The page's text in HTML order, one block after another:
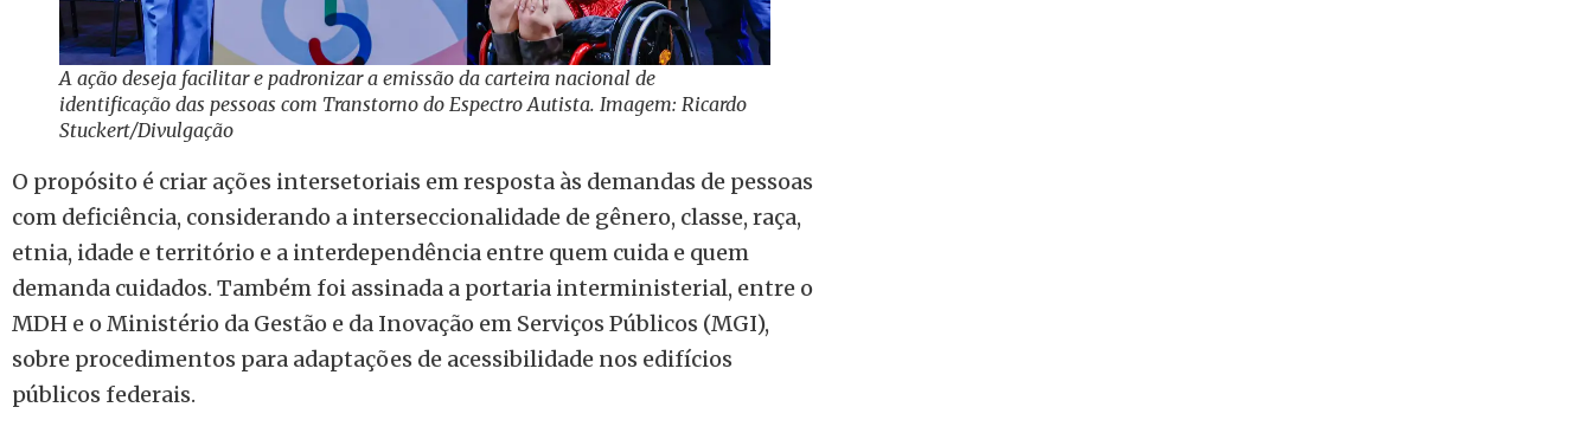
A ação deseja facilitar e padronizar a emissão da carteira nacional de
identificação das pessoas com Transtorno do Espectro Autista. Imagem: Ricardo
Stuckert/Divulgação
O propósito é criar ações intersetoriais em resposta às demandas de pessoas
com deficiência, considerando a interseccionalidade de gênero, classe, raça,
etnia, idade e território e a interdependência entre quem cuida e quem
demanda cuidados. Também foi assinada a portaria interministerial, entre o
MDH e o Ministério da Gestão e da Inovação em Serviços Públicos (MGI),
sobre procedimentos para adaptações de acessibilidade nos edifícios
públicos federais.